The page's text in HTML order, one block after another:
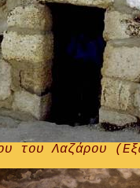
του Λαζάρου